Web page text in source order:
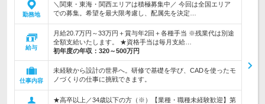
勤務地
＼関東・東海・関西エリアは積極募集中／ 今回は全国エリア
での募集。希望を最大限考慮し、配属先を決定…
給与
月給20.7万円～33万円＋賞与年2回＋各種手当 ※残業代は別途
全額支給いたします。 ★資格手当は毎月支給…
初年度の年収： 320～500万円
仕事内容
未経験から設計の世界へ。研修で基礎を学び、CADを使ったモ
ノづくりの仕事に挑戦できます。
★高卒以上／34歳以下の方（※）【業種・職種未経験歓迎】第